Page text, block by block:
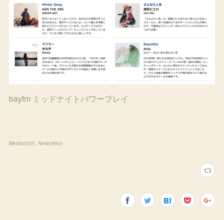
bayfm ミッドナイトパワープレイ
Media(532) News(980)